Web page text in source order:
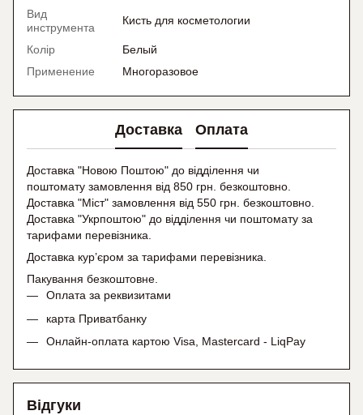
Вид
инструмента
Кисть для косметологии
Колір
Белый
Применение
Многоразовое
Доставка Оплата
Доставка "Новою Поштою" до відділення чи
поштомату замовлення від 850 грн. безкоштовно.
Доставка "Міст" замовлення від 550 грн. безкоштовно.
Доставка "Укрпоштою" до відділення чи поштомату за
тарифами перевізника.
Доставка кур’єром за тарифами перевізника.
Пакування безкоштовне.
Оплата за реквизитами
карта Приватбанку
Онлайн-оплата картою Visa, Mastercard - LiqPay
Відгуки